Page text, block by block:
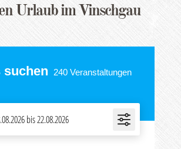
Urlaub im Vinschgau
suchen 240Veranstaltungen